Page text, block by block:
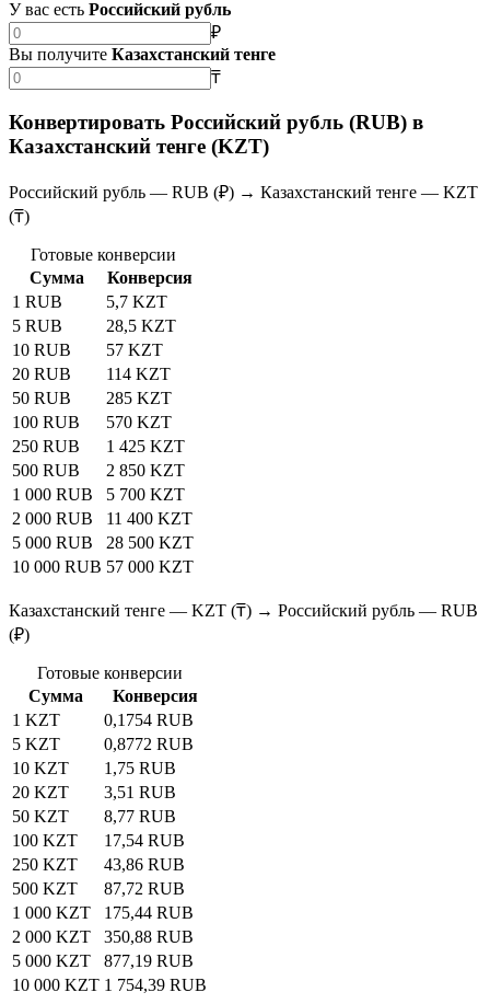
У вас есть Российский рубль
₽
Вы получите Казахстанский тенге
₸
Конвертировать Российский рубль (RUB) в
Казахстанский тенге (KZT)
Российский рубль — RUB (₽) → Казахстанский тенге — KZT
(₸)
Готовые конверсии
Сумма
Конверсия
1 RUB
5,7 KZT
5 RUB
28,5 KZT
10 RUB
57 KZT
20 RUB
114 KZT
50 RUB
285 KZT
100 RUB
570 KZT
250 RUB
1 425 KZT
500 RUB
2 850 KZT
1 000 RUB
5 700 KZT
2 000 RUB
11 400 KZT
5 000 RUB
28 500 KZT
10 000 RUB 57 000 KZT
Казахстанский тенге — KZT (₸) → Российский рубль — RUB
(₽)
Готовые конверсии
Сумма
Конверсия
1 KZT
0,1754 RUB
5 KZT
0,8772 RUB
10 KZT
1,75 RUB
20 KZT
3,51 RUB
50 KZT
8,77 RUB
100 KZT
17,54 RUB
250 KZT
43,86 RUB
500 KZT
87,72 RUB
1 000 KZT
175,44 RUB
2 000 KZT
350,88 RUB
5 000 KZT
877,19 RUB
10 000 KZT 1 754,39 RUB